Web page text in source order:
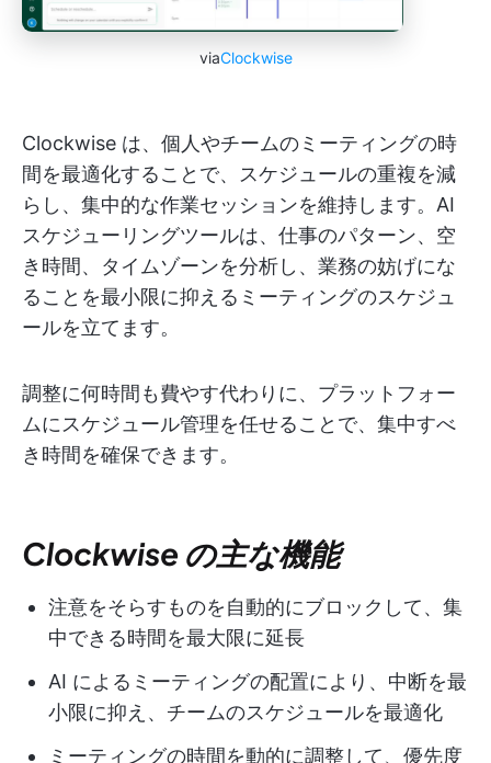
viaClockwise
Clockwise は、個人やチームのミーティングの時
間を最適化することで、スケジュールの重複を減
らし、集中的な作業セッションを維持します。AI
スケジューリングツールは、仕事のパターン、空
き時間、タイムゾーンを分析し、業務の妨げにな
ることを最小限に抑えるミーティングのスケジュ
ールを立てます。
調整に何時間も費やす代わりに、プラットフォー
ムにスケジュール管理を任せることで、集中すべ
き時間を確保できます。
Clockwise の主な機能
注意をそらすものを自動的にブロックして、集
中できる時間を最大限に延長
AI によるミーティングの配置により、中断を最
小限に抑え、チームのスケジュールを最適化
ミーティングの時間を動的に調整して、優先度